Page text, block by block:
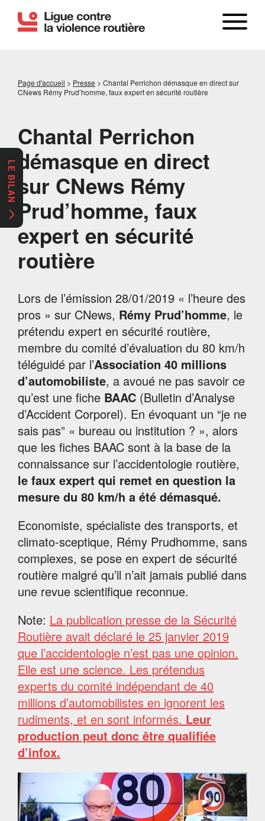
Page d'accueil > Presse > Chantal Perrichon démasque en direct sur
CNews Rémy Prud’homme, faux expert en sécurité routière
Chantal Perrichon
démasque en direct
sur CNews Rémy
Prud’homme, faux
expert en sécurité
routière
Lors de l’émission 28/01/2019 « l’heure des
pros » sur CNews, Rémy Prud’homme, le
prétendu expert en sécurité routière,
membre du comité d’évaluation du 80 km/h
téléguidé par l’Association 40 millions
d’automobiliste, a avoué ne pas savoir ce
qu’est une fiche BAAC (Bulletin d’Analyse
d’Accident Corporel). En évoquant un “je ne
sais pas” « bureau ou institution ? », alors
que les fiches BAAC sont à la base de la
connaissance sur l’accidentologie routière,
le faux expert qui remet en question la
mesure du 80 km/h a été démasqué.
Economiste, spécialiste des transports, et
climato-sceptique, Rémy Prudhomme, sans
complexes, se pose en expert de sécurité
routière malgré qu’il n’ait jamais publié dans
une revue scientifique reconnue.
Note: La publication presse de la Sécurité
Routière avait déclaré le 25 janvier 2019
que l’accidentologie n’est pas une opinion.
Elle est une science. Les prétendus
experts du comité indépendant de 40
millions d’automobilistes en ignorent les
rudiments, et en sont informés. Leur
production peut donc être qualifiée
d’infox.
LE BILAN